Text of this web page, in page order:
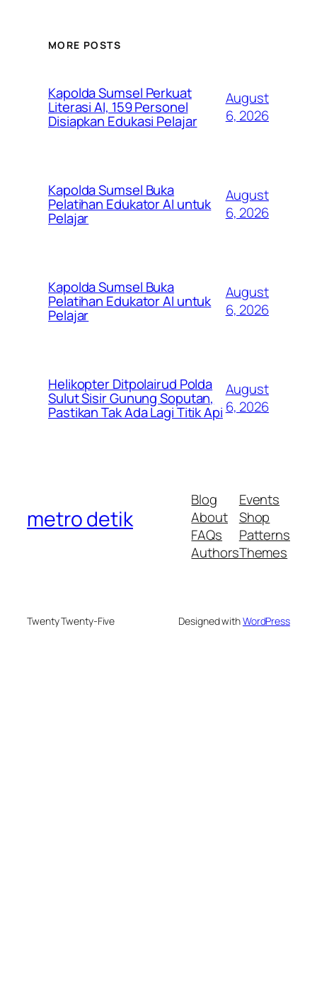
MORE POSTS
Kapolda Sumsel Perkuat
Literasi AI, 159 Personel
Disiapkan Edukasi Pelajar
August
6, 2026
Kapolda Sumsel Buka
Pelatihan Edukator AI untuk
Pelajar
August
6, 2026
Kapolda Sumsel Buka
Pelatihan Edukator AI untuk
Pelajar
August
6, 2026
Helikopter Ditpolairud Polda
Sulut Sisir Gunung Soputan,
Pastikan Tak Ada Lagi Titik Api
August
6, 2026
metro detik
Blog
About
FAQs
Authors
Events
Shop
Patterns
Themes
Twenty Twenty-Five Designed withWordPress